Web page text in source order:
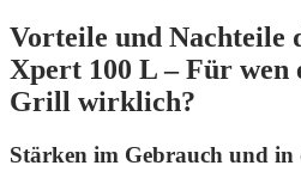
Vorteile und Nachteile
Xpert 100 L – Für wen
Grill wirklich?
Stärken im Gebrauch und